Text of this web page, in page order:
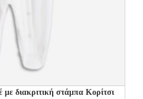
διακριτική στάμπα Κορίτσι